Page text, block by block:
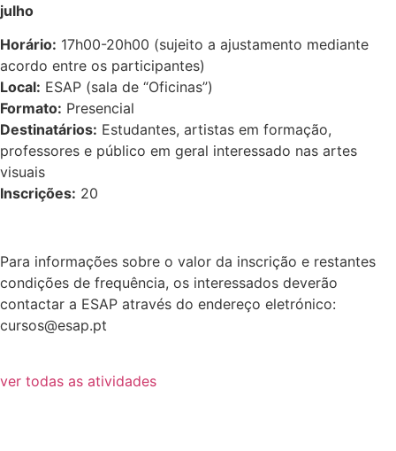
julho
Horário: 17h00-20h00 (sujeito a ajustamento mediante
acordo entre os participantes)
Local: ESAP (sala de “Oficinas”)
Formato: Presencial
Destinatários: Estudantes, artistas em formação,
professores e público em geral interessado nas artes
visuais
Inscrições: 20
Para informações sobre o valor da inscrição e restantes
condições de frequência, os interessados deverão
contactar a ESAP através do endereço eletrónico:
cursos@esap.pt
ver todas as atividades